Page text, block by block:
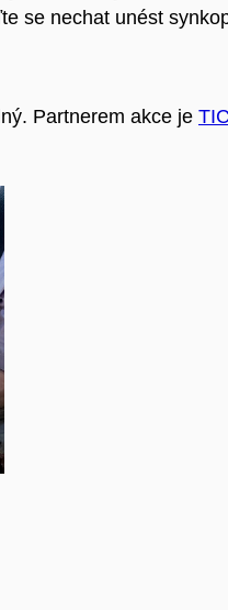
se nechat unést
. Partnerem akce je